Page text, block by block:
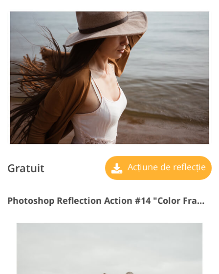
Gratuit Acțiune de reflecție
Photoshop Reflection Action #14 "Color Frame"